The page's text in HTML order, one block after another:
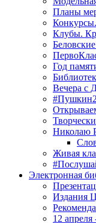
Планы
Клубы.
Год
Вечера с
Николаю
Живая
Электронная
Издания
12